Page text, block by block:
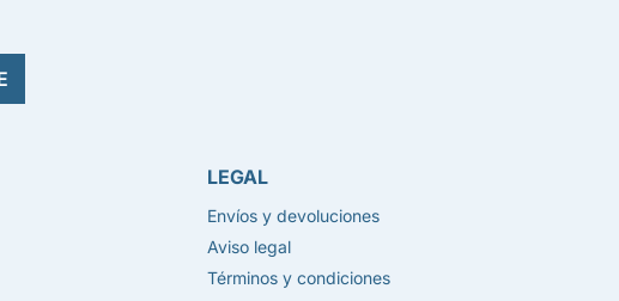
LEGAL
Envíos y devoluciones
Aviso legal
Términos y condiciones